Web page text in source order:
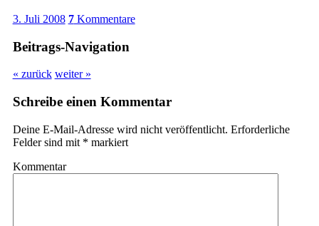
3. Juli 2008 7Kommentare
Beitrags-Navigation
« zurück weiter »
Schreibe einen Kommentar
Deine E-Mail-Adresse wird nicht veröffentlicht. Erforderliche
Felder sind mit * markiert
Kommentar